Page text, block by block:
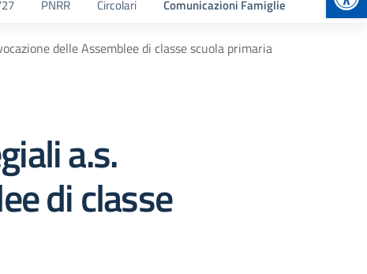
PNRR Circolari Comunicazioni Famiglie
delle Assemblee di classe scuola primaria
a.s.
di classe